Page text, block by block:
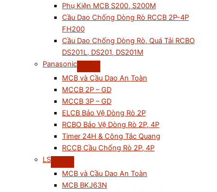
Phụ Kiện MCB S200, S200M
Cầu Dao Chống Dòng Rò RCCB 2P-4P
FH200
Cầu Dao Chống Dòng Rò, Quá Tải RCBO
DS201L, DS201, DS201M
Panasonic
MCB và Cầu Dao An Toàn
MCCB 2P – GD
MCCB 3P – GD
ELCB Bảo Vệ Dòng Rò 2P
RCBO Bảo Vệ Dòng Rò 2P, 4P
Timer 24H & Công Tắc Quang
RCCB Cầu Chống Rò 2P, 4P
LS
MCB và Cầu Dao An Toàn
MCB BKJ63N